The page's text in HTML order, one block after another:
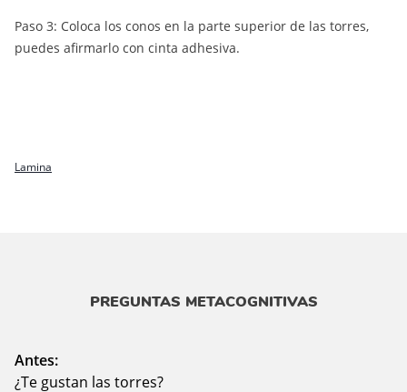
Paso 3: Coloca los conos en la parte superior de las torres,
puedes afirmarlo con cinta adhesiva.
Lamina
PREGUNTAS METACOGNITIVAS
Antes:
¿Te gustan las torres?